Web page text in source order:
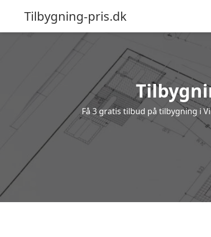
Tilbygning-pris.dk
Få 3 gratis tilbud på tilbygning i